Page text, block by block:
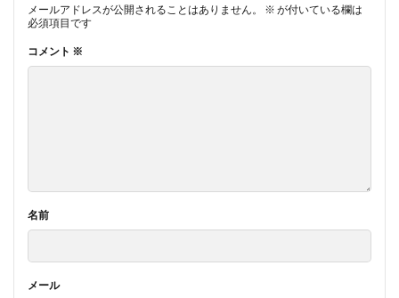
メールアドレスが公開されることはありません。 ※ が付いている欄は
必須項目です
コメント ※
名前
メール